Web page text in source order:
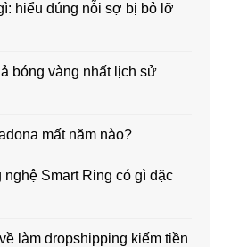
hiểu đúng nỗi sợ bị bỏ lỡ
bóng vàng nhất lịch sử
mất năm nào?
nghệ Smart Ring có gì đặc
làm dropshipping kiếm tiền